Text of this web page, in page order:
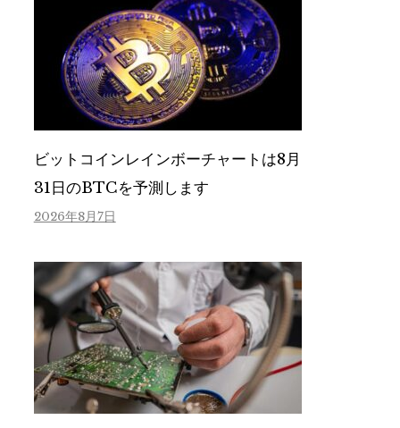
ビットコインレインボーチャートは8月
31日のBTCを予測します
2026年8月7日